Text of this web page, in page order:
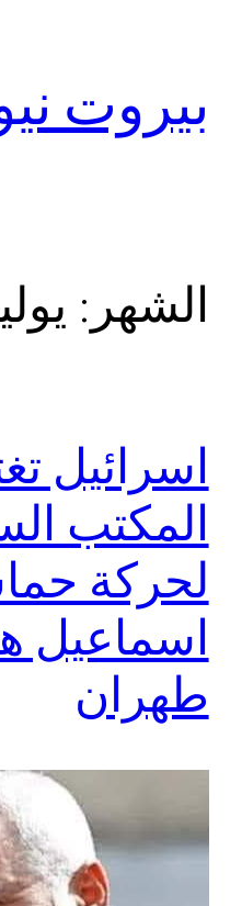
بيروت
الشهر: يوليو
اسرائيل
المكتب
لحركة
اسماعيل
طهران